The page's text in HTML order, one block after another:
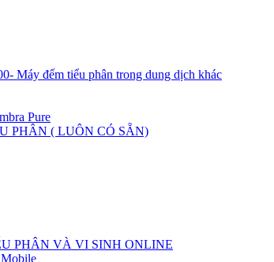
Máy đếm tiểu phân trong dung dịch khác
Pure
PHÂN ( LUÔN CÓ SẴN)
PHÂN VÀ VI SINH ONLINE